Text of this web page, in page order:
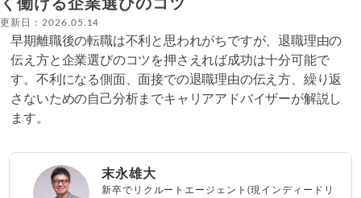
く働ける企業選びのコツ
更新日：2026.05.14
早期離職後の転職は不利と思われがちですが、退職理由の
伝え方と企業選びのコツを押さえれば成功は十分可能で
す。不利になる側面、面接での退職理由の伝え方、繰り返
さないための自己分析までキャリアアドバイザーが解説し
ます。
末永雄大
新卒でリクルートエージェント(現インディードリ